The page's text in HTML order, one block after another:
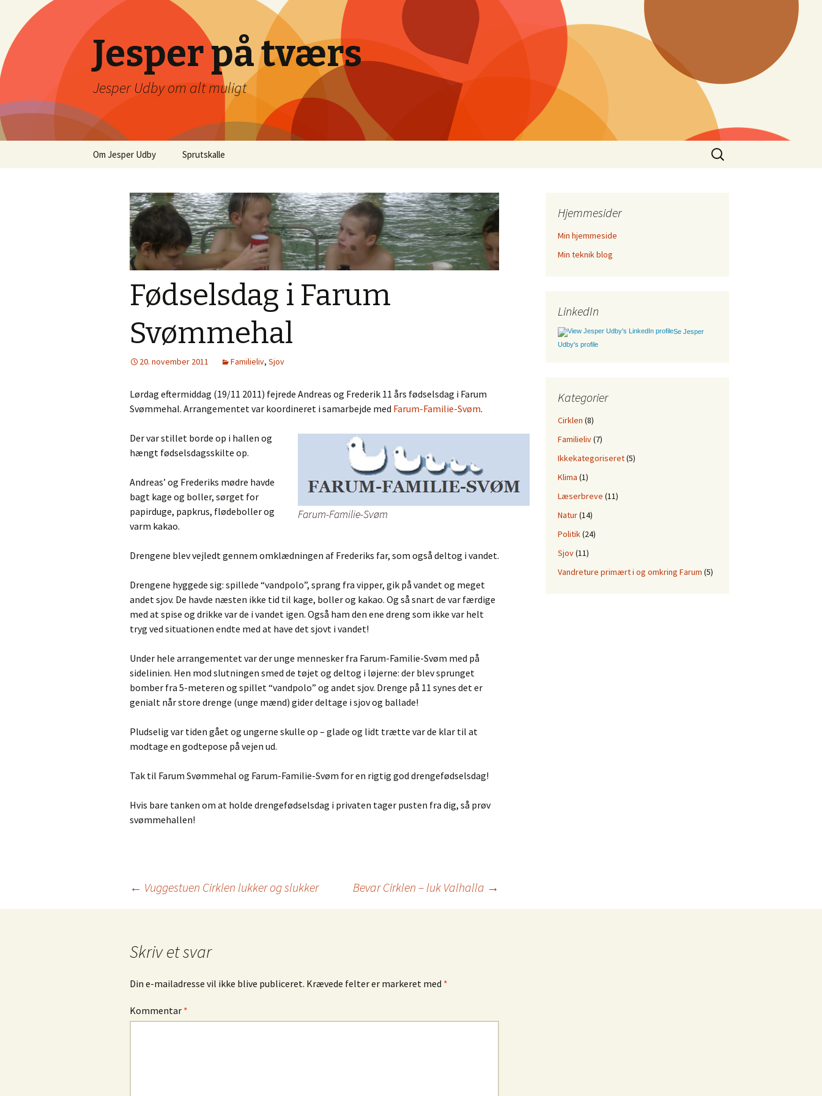
Jesper på tværs
Jesper Udby om alt muligt
Om Jesper Udby Sprutskalle
Søg
efter:
Fødselsdag i Farum
Svømmehal
20. november 2011 Familieliv, Sjov
Lørdag eftermiddag (19/11 2011) fejrede Andreas og Frederik 11 års fødselsdag i Farum
Svømmehal. Arrangementet var koordineret i samarbejde med Farum-Familie-Svøm.
Farum-Familie-Svøm
Der var stillet borde op i hallen og
hængt fødselsdagsskilte op.
Andreas’ og Frederiks mødre havde
bagt kage og boller, sørget for
papirduge, papkrus, flødeboller og
varm kakao.
Drengene blev vejledt gennem omklædningen af Frederiks far, som også deltog i vandet.
Drengene hyggede sig: spillede “vandpolo”, sprang fra vipper, gik på vandet og meget
andet sjov. De havde næsten ikke tid til kage, boller og kakao. Og så snart de var færdige
med at spise og drikke var de i vandet igen. Også ham den ene dreng som ikke var helt
tryg ved situationen endte med at have det sjovt i vandet!
Under hele arrangementet var der unge mennesker fra Farum-Familie-Svøm med på
sidelinien. Hen mod slutningen smed de tøjet og deltog i løjerne: der blev sprunget
bomber fra 5-meteren og spillet “vandpolo” og andet sjov. Drenge på 11 synes det er
genialt når store drenge (unge mænd) gider deltage i sjov og ballade!
Pludselig var tiden gået og ungerne skulle op – glade og lidt trætte var de klar til at
modtage en godtepose på vejen ud.
Tak til Farum Svømmehal og Farum-Familie-Svøm for en rigtig god drengefødselsdag!
Hvis bare tanken om at holde drengefødselsdag i privaten tager pusten fra dig, så prøv
svømmehallen!
← Vuggestuen Cirklen lukker og slukker Bevar Cirklen – luk Valhalla →
Skriv et svar
Din e-mailadresse vil ikke blive publiceret. Krævede felter er markeret med *
Kommentar *
Hjemmesider
Min hjemmeside
Min teknik blog
LinkedIn
Se Jesper
Udby's profile
Kategorier
Cirklen (8)
Familieliv(7)
Ikkekategoriseret(5)
Klima (1)
Læserbreve (11)
Natur(14)
Politik(24)
Sjov(11)
Vandreture primært i og omkring Farum (5)